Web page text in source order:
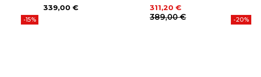
-15%
Prix
339,00 €
Prix
311,20 €
Prix de base
389,00 € -20%